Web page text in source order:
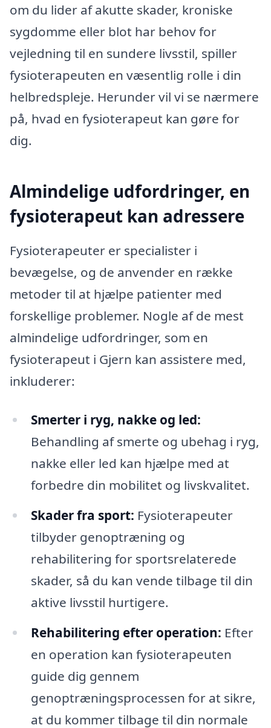
om du lider af akutte skader, kroniske
sygdomme eller blot har behov for
vejledning til en sundere livsstil, spiller
fysioterapeuten en væsentlig rolle i din
helbredspleje. Herunder vil vi se nærmere
på, hvad en fysioterapeut kan gøre for
dig.
Almindelige udfordringer, en
fysioterapeut kan adressere
Fysioterapeuter er specialister i
bevægelse, og de anvender en række
metoder til at hjælpe patienter med
forskellige problemer. Nogle af de mest
almindelige udfordringer, som en
fysioterapeut i Gjern kan assistere med,
inkluderer:
Smerter i ryg, nakke og led:
Behandling af smerte og ubehag i ryg,
nakke eller led kan hjælpe med at
forbedre din mobilitet og livskvalitet.
Skader fra sport: Fysioterapeuter
tilbyder genoptræning og
rehabilitering for sportsrelaterede
skader, så du kan vende tilbage til din
aktive livsstil hurtigere.
Rehabilitering efter operation: Efter
en operation kan fysioterapeuten
guide dig gennem
genoptræningsprocessen for at sikre,
at du kommer tilbage til din normale